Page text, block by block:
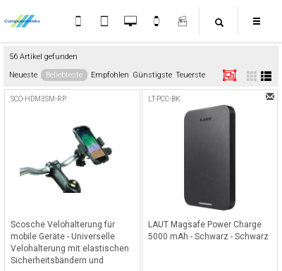
56 Artikel gefunden
Neueste Beliebteste Empfohlen Günstigste Teuerste
SCO-HDM3SM-RP
Scosche Velohalterung für
mobile Geräte - Universelle
Velohalterung mit elastischen
Sicherheitsbändern und
LT-PCC-BK
LAUT Magsafe Power Charge
5000 mAh - Schwarz - Schwarz